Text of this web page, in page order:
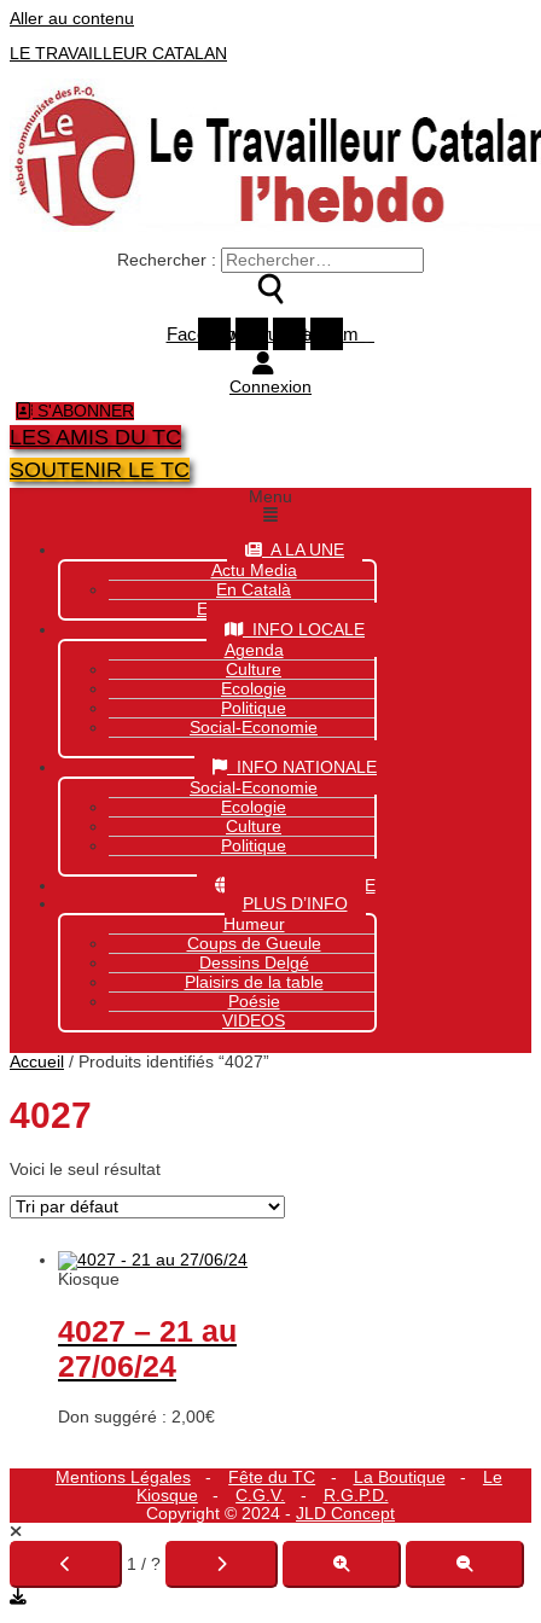
Aller au contenu
LE TRAVAILLEUR CATALAN
Rechercher :
FacebookTwitterYoutubeInstagram
Connexion
S'ABONNER
LES AMIS DU TC
SOUTENIR LE TC
Menu
A LA UNE
Actu Media
En Català
Exclusivité Site
INFO LOCALE
Agenda
Culture
Ecologie
Politique
Social-Economie
INFO NATIONALE
Social-Economie
Ecologie
Culture
Politique
INFO MONDIALE
PLUS D’INFO
Humeur
Coups de Gueule
Dessins Delgé
Plaisirs de la table
Poésie
VIDEOS
Accueil / Produits identifiés “4027”
4027
Voici le seul résultat
Kiosque
4027 – 21 au
27/06/24
Don suggéré : 2,00€
Mentions Légales Fête du TC La Boutique
Le
Kiosque
C.G.V.
R.G.P.D.
Copyright © 2024 - JLD Concept
1 / ?